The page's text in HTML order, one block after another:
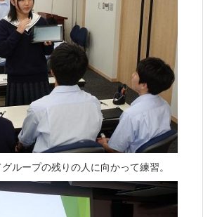
ループの残りの人に向かって練習。